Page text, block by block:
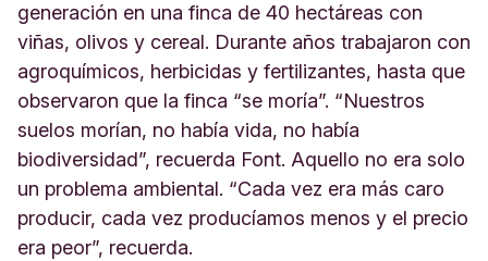
generación en una finca de 40 hectáreas con
viñas, olivos y cereal. Durante años trabajaron con
agroquímicos, herbicidas y fertilizantes, hasta que
observaron que la finca “se moría”. “Nuestros
suelos morían, no había vida, no había
biodiversidad”, recuerda Font. Aquello no era solo
un problema ambiental. “Cada vez era más caro
producir, cada vez producíamos menos y el precio
era peor”, recuerda.